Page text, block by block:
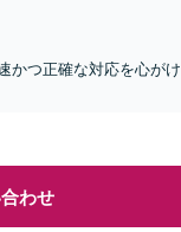
かつ正確な対応を心がけ
わせ